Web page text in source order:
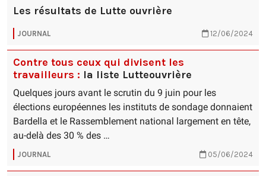
Les résultats de Lutte ouvrière
JOURNAL 12/06/2024
Contre tous ceux qui divisent les
travailleurs : la liste Lutteouvrière
Quelques jours avant le scrutin du 9 juin pour les
élections européennes les instituts de sondage donnaient
Bardella et le Rassemblement national largement en tête,
au-delà des 30 % des …
JOURNAL 05/06/2024